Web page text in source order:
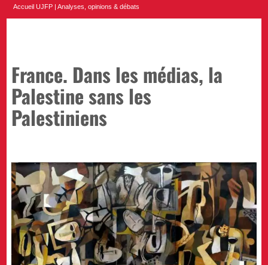
Accueil UJFP |Analyses, opinions & débats
France. Dans les médias, la
Palestine sans les
Palestiniens